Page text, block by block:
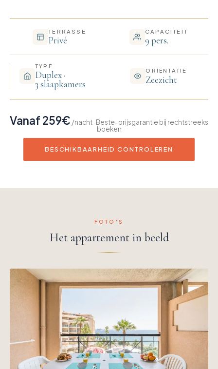
TERRASSE
Privé
CAPACITEIT
9 pers.
TYPE
Duplex ·
3 slaapkamers
ORIËNTATIE
Zeezicht
Vanaf 259€ /nacht · Beste-prijsgarantie bij rechtstreeks
boeken
BESCHIKBAARHEID CONTROLEREN
FOTO'S
Het appartement in beeld